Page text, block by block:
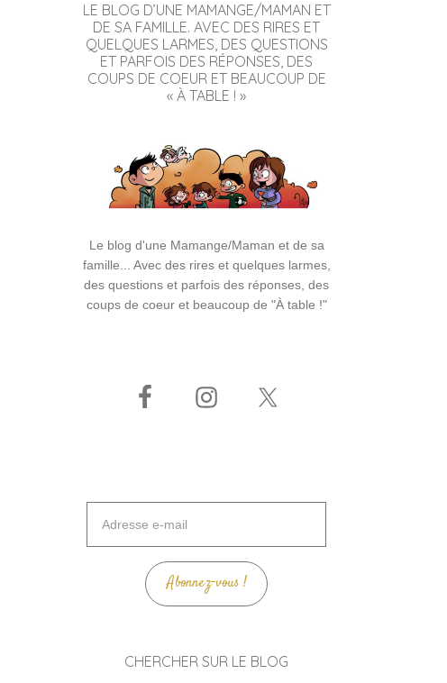
LE BLOG D’UNE MAMANGE/MAMAN ET
DE SA FAMILLE. AVEC DES RIRES ET
QUELQUES LARMES, DES QUESTIONS
ET PARFOIS DES RÉPONSES, DES
COUPS DE COEUR ET BEAUCOUP DE
« À TABLE ! »
Le blog d'une Mamange/Maman et de sa
famille... Avec des rires et quelques larmes,
des questions et parfois des réponses, des
coups de coeur et beaucoup de "À table !"
mail
Abonnez-vous !
CHERCHER SUR LE BLOG